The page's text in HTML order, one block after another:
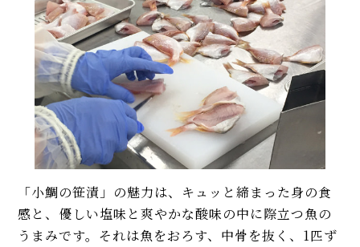
「小鯛の笹漬」の魅力は、キュッと締まった身の食
感と、優しい塩味と爽やかな酸味の中に際立つ魚の
うまみです。それは魚をおろす、中骨を抜く、1匹ず